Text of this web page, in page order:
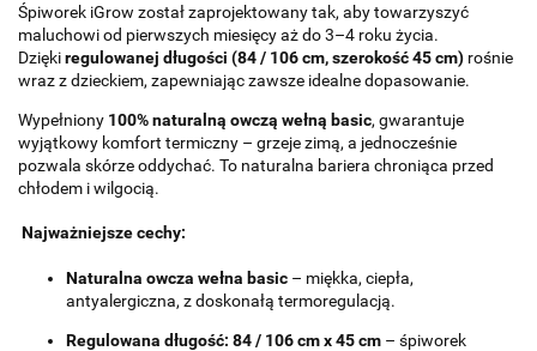
Śpiworek iGrow został zaprojektowany tak, aby towarzyszyć
maluchowi od pierwszych miesięcy aż do 3–4 roku życia.
Dziękiregulowanej długości (84 / 106 cm, szerokość 45 cm) rośnie
wraz z dzieckiem, zapewniając zawsze idealne dopasowanie.
Wypełniony 100% naturalną owczą wełną basic, gwarantuje
wyjątkowy komfort termiczny – grzeje zimą, a jednocześnie
pozwala skórze oddychać. To naturalna bariera chroniąca przed
chłodem i wilgocią.
Najważniejsze cechy:
Naturalna owcza wełna basic – miękka, ciepła,
antyalergiczna, z doskonałą termoregulacją.
Regulowana długość: 84 / 106 cm x 45 cm – śpiworek